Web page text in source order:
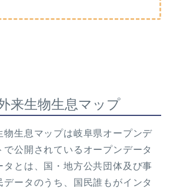
来生物生息マップ
生息マップは岐阜県オープンデ
で公開されているオープンデータ
タとは、国・地方公共団体及び事
ータのうち、国民誰もがインタ